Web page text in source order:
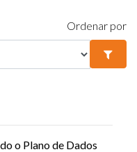
Ordenar por
o Plano de Dados